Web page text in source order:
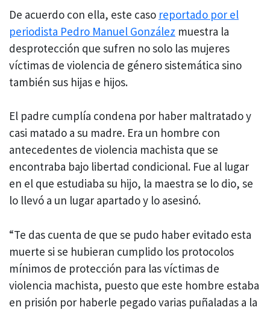
De acuerdo con ella, este caso reportado por el
periodista Pedro Manuel González muestra la
desprotección que sufren no solo las mujeres
víctimas de violencia de género sistemática sino
también sus hijas e hijos.
El padre cumplía condena por haber maltratado y
casi matado a su madre. Era un hombre con
antecedentes de violencia machista que se
encontraba bajo libertad condicional. Fue al lugar
en el que estudiaba su hijo, la maestra se lo dio, se
lo llevó a un lugar apartado y lo asesinó.
“Te das cuenta de que se pudo haber evitado esta
muerte si se hubieran cumplido los protocolos
mínimos de protección para las víctimas de
violencia machista, puesto que este hombre estaba
en prisión por haberle pegado varias puñaladas a la